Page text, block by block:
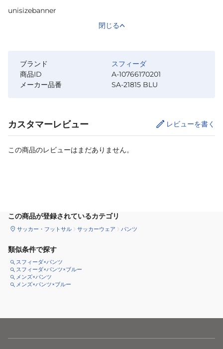
unisizebanner
閉じる
ブランド
スフィーダ
商品ID
A-10766170201
メーカー品番
SA-21815 BLU
カスタマーレビュー レビューを書く
この商品のレビューはまだありません。
この商品が登録されているカテゴリ
サッカー・フットサル サッカーウェア パンツ
類似条件で探す
スフィーダ×パンツ
スフィーダ×パンツ×ブルー
メンズ×パンツ
メンズ×パンツ×ブルー